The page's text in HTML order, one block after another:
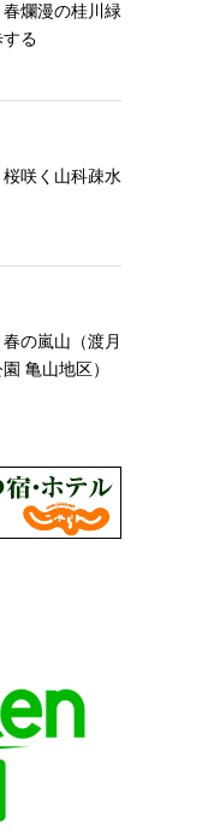
爛漫の桂川緑
る
咲く山科疎水
の嵐山（渡月
亀山地区）